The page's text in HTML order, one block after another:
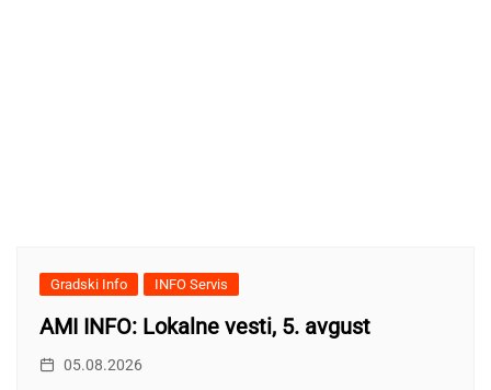
Gradski Info INFO Servis
AMI INFO: Lokalne vesti, 5. avgust
05.08.2026